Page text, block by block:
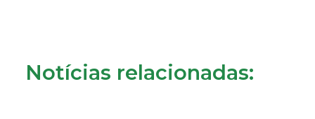
Notícias relacionadas: